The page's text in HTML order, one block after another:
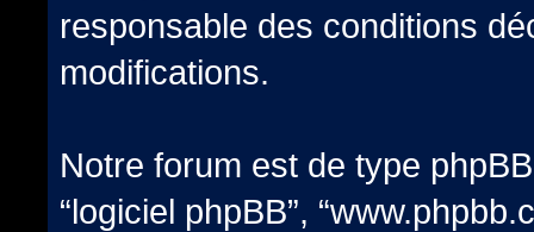
responsable des conditions
modifications.
Notre forum est de type phpBB
“logiciel phpBB”,